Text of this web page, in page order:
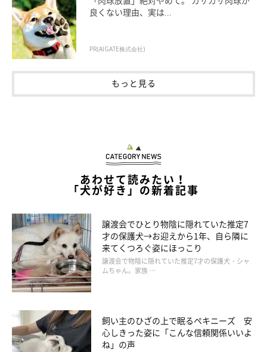
ッ）
連載「こぐま犬てんすけ」
いぬのきもちWEB MAGAZINE
ハイハイ。好きに歩いて良いんですよ。
良くない理由、実は...
PR(AIGATE株式会社)
もっと見る
あわせて読みたい！
「犬が好き」の新着記事
譲渡会でひとり物陰に隠れていた推定7
才の保護犬→お迎えから1年、自ら隣に
来てくつろぐ姿にほっこり
譲渡会で物陰に隠れていた推定7才の保護犬・シャ
ムちゃん。家族 …
飼い主のひざの上で眠るペキニーズ 安
心しきった姿に「こんな信頼関係いいよ
ね」の声